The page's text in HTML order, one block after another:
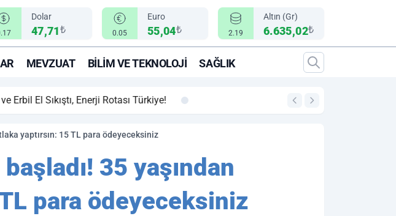
Dolar
47,71₺ 0.05
Euro
55,04₺ 2.19
Altın (Gr)
6.635,02₺
MEVZUAT BILIM VE TEKNOLOJI SAĞLIK
Enerji Rotası Türkiye! 00:12
yaptırsın: 15 TL para ödeyeceksiniz
35 yaşından
para ödeyeceksiniz